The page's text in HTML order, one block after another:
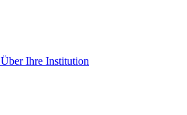
Über Ihre Institution